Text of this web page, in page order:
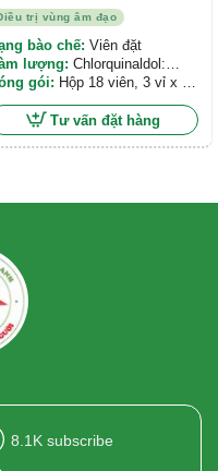
trị vùng âm đạo
bào chế: Viên đặt
lượng: Chlorquinaldol:
Promestriene: 10mg
gói: Hộp 18 viên, 3 vỉ x 6
Tư vấn đặt hàng
8.1K subscribe